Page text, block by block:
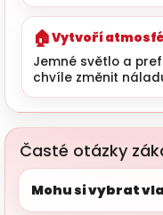
🏠Vytvoří
Jemné světlo a
chvíle změnit
Časté otázky
Mohu si vybrat